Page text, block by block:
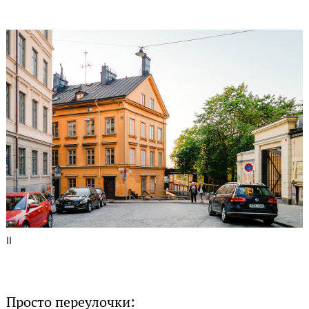
11
Просто переулочки: